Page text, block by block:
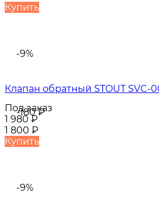
Купить
-9%
-180₽
Клапан обратный STOUT SVC-
Под заказ
1 980 ₽
1 800 ₽
Купить
-9%